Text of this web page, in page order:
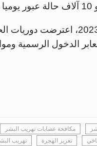
وفي الفترة بين أكتوبر 2022
معابر الدخول
مكافحة عصابات تهريب البشر
تعزيز الهجرة تهريب